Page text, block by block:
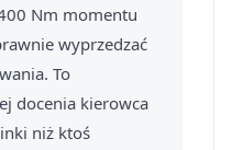
Nm momentu
wyprzedzać
To
docenia kierowca
niż ktoś